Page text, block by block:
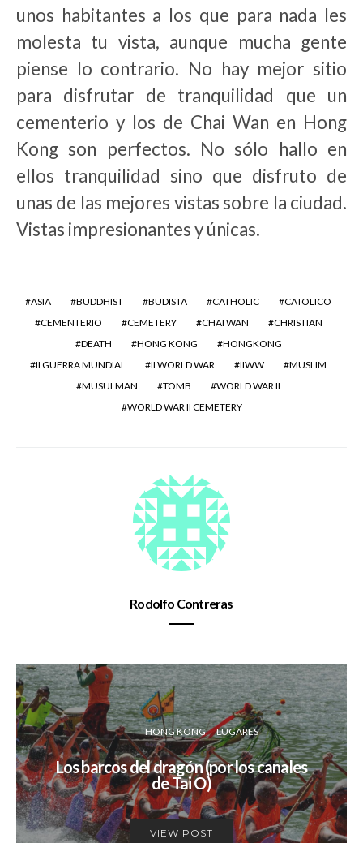
unos habitantes a los que para nada les
molesta tu vista, aunque mucha gente
piense lo contrario. No hay mejor sitio
para disfrutar de tranquilidad que un
cementerio y los de Chai Wan en Hong
Kong son perfectos. No sólo hallo en
ellos tranquilidad sino que disfruto de
unas de las mejores vistas sobre la ciudad.
Vistas impresionantes y únicas.
ASIA BUDDHIST BUDISTA CATHOLIC
CATOLICO
CEMENTERIO
CEMETERY CHAI WAN
CHRISTIAN
DEATH
HONG KONG
HONGKONG
II GUERRA MUNDIAL
II WORLD WAR IIWW
MUSLIM
MUSULMAN
TOMB
WORLD WAR II
WORLD WAR II CEMETERY
Rodolfo Contreras
HONG KONG LUGARES
Los barcos del dragón (por los canales
de Tai O)
VIEW POST